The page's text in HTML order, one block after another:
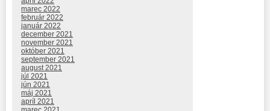
marec 2022
február 2022
január 2022
december 2021
november 2021
október 2021
september 2021
august 2021
júl 2021
jún 2021
máj 2021
apríl 2021